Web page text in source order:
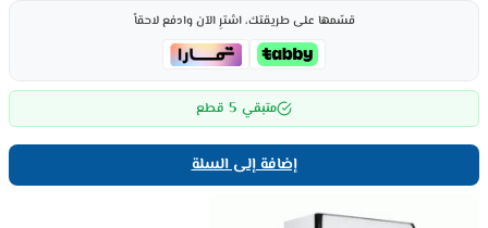
قسّمها على طريقتك، اشترِ الآن وادفع لاحقاً
متبقي 5 قطع
إضافة إلى السلة